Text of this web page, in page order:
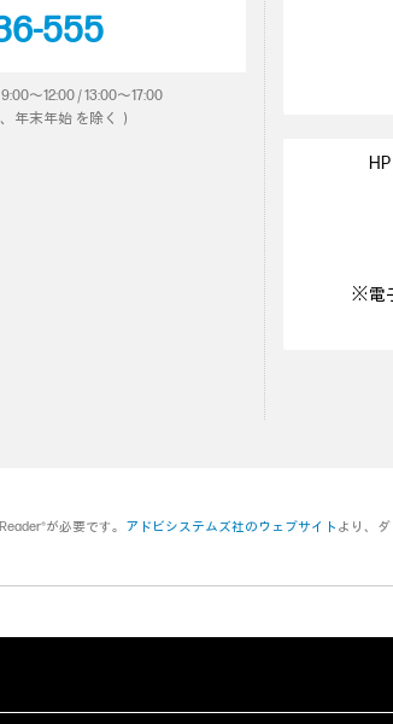
555
～12:00 / 13:00～17:00
年末年始 を除く）
※電
が必要です。 アドビシステムズ社のウェブサイト より、